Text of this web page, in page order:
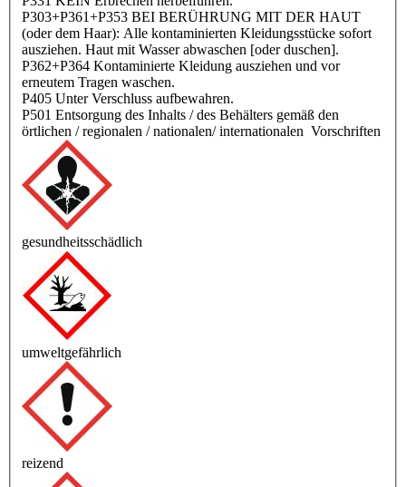
P303+P361+P353 BEI BERÜHRUNG MIT DER HAUT
(oder dem Haar): Alle kontaminierten Kleidungsstücke sofort
ausziehen. Haut mit Wasser abwaschen [oder duschen].
P362+P364 Kontaminierte Kleidung ausziehen und vor
erneutem Tragen waschen.
P405 Unter Verschluss aufbewahren.
P501 Entsorgung des Inhalts / des Behälters gemäß den
örtlichen / regionalen / nationalen/ internationalen Vorschriften
gesundheitsschädlich
umweltgefährlich
reizend